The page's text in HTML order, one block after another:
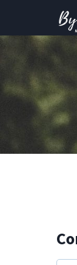
content